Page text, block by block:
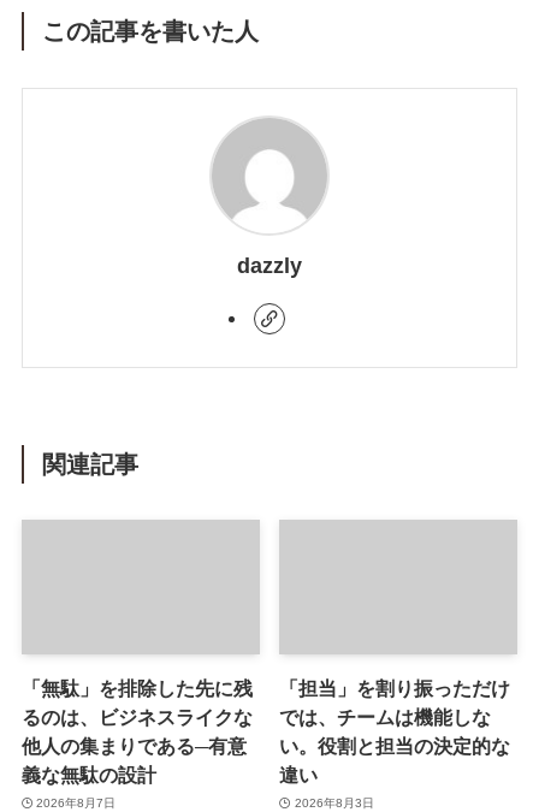
この記事を書いた人
dazzly
関連記事
「無駄」を排除した先に残
るのは、ビジネスライクな
他人の集まりである─有意
義な無駄の設計
2026年8月7日
「担当」を割り振っただけ
では、チームは機能しな
い。役割と担当の決定的な
違い
2026年8月3日